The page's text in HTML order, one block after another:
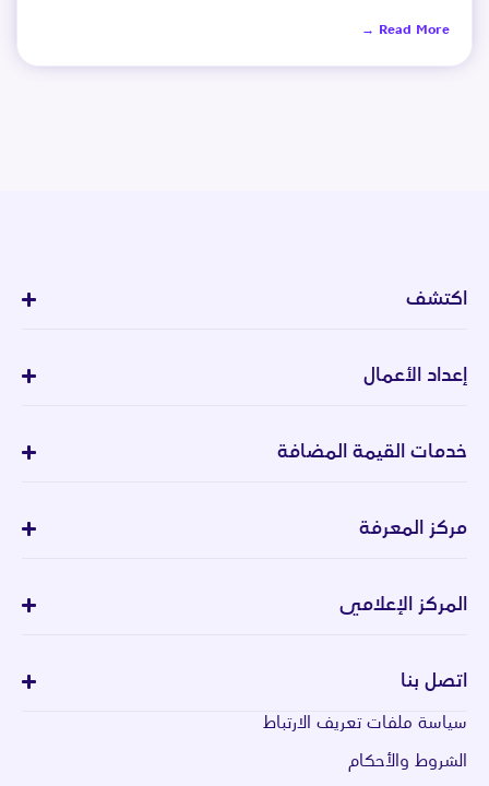
Read More →
اكتشف
إعداد الأعمال
خدمات القيمة المضافة
مركز المعرفة
المركز الإعلامي
اتصل بنا
سياسة ملفات تعريف الارتباط
الشروط والأحكام